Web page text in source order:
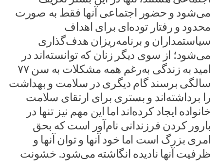
می‌شود و حضور اجتماعی آنها فقط به صورت
محدود و رفتار توده‌ای برای اهداف
سیاستمداران و برنامه‌ریزان هدف‌گذاری
می‌شود؛ از سوی دیگر زنان که توانسته‌اند در
امید به زندگی به‌رغم همه مشکلات به سن ۷۷
سالگی برسند گام دیگری در سلامت و بهداشت
را برداشته‌اند و بستری برای ارتقای سلامت
خانواده ایجاد کرده‌اند اما این مهم نیز تنها در
بارور کردن فرزندانی نام‌آور است که بحق
امری بزرگ است اما خود آنها و توان آنها و
ظرفیت آنها نادیده انگاشته می‌شود. خشونت